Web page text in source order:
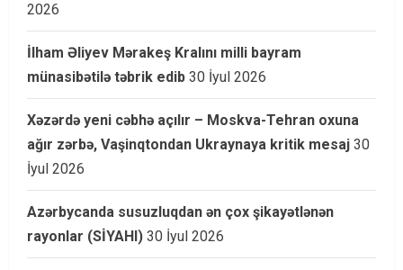
2026
İlham Əliyev Mərakeş Kralını milli bayram
münasibətilə təbrik edib 30 İyul 2026
Xəzərdə yeni cəbhə açılır – Moskva-Tehran oxuna
ağır zərbə, Vaşinqtondan Ukraynaya kritik mesaj 30
İyul 2026
Azərbycanda susuzluqdan ən çox şikayətlənən
rayonlar (SİYAHI) 30 İyul 2026